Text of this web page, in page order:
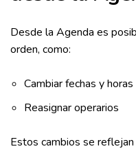
Desde la Agenda es
orden, como:
Cambiar fechas y horas
Reasignar operarios
Estos cambios se